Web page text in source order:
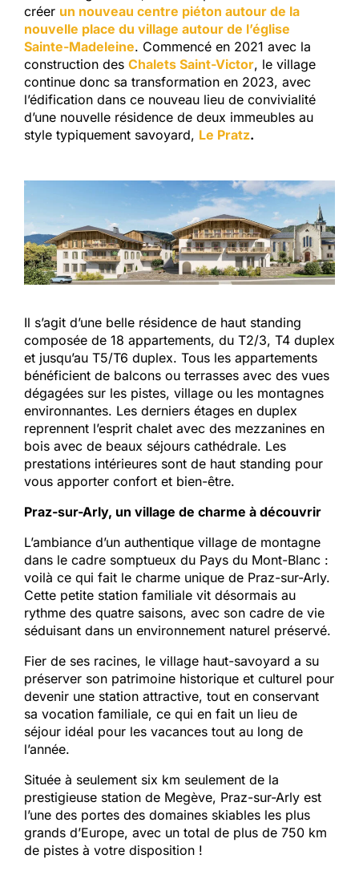
créer un nouveau centre piéton autour de la
nouvelle place du village autour de l’église
Sainte-Madeleine. Commencé en 2021 avec la
construction des Chalets Saint-Victor, le village
continue donc sa transformation en 2023, avec
l’édification dans ce nouveau lieu de convivialité
d’une nouvelle résidence de deux immeubles au
style typiquement savoyard, Le Pratz.
Il s’agit d’une belle résidence de haut standing
composée de 18 appartements, du T2/3, T4 duplex
et jusqu’au T5/T6 duplex. Tous les appartements
bénéficient de balcons ou terrasses avec des vues
dégagées sur les pistes, village ou les montagnes
environnantes. Les derniers étages en duplex
reprennent l’esprit chalet avec des mezzanines en
bois avec de beaux séjours cathédrale. Les
prestations intérieures sont de haut standing pour
vous apporter confort et bien-être.
Praz-sur-Arly, un village de charme à découvrir
L’ambiance d’un authentique village de montagne
dans le cadre somptueux du Pays du Mont-Blanc :
voilà ce qui fait le charme unique de Praz-sur-Arly.
Cette petite station familiale vit désormais au
rythme des quatre saisons, avec son cadre de vie
séduisant dans un environnement naturel préservé.
Fier de ses racines, le village haut-savoyard a su
préserver son patrimoine historique et culturel pour
devenir une station attractive, tout en conservant
sa vocation familiale, ce qui en fait un lieu de
séjour idéal pour les vacances tout au long de
l’année.
Située à seulement six km seulement de la
prestigieuse station de Megève, Praz-sur-Arly est
l’une des portes des domaines skiables les plus
grands d’Europe, avec un total de plus de 750 km
de pistes à votre disposition !